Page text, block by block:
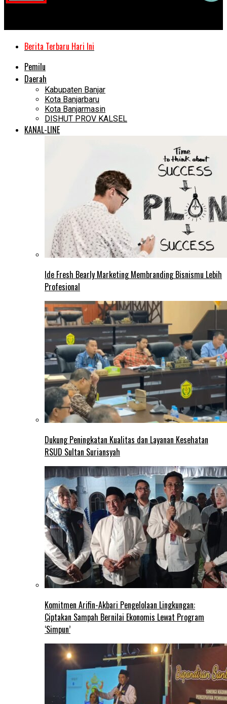
Berita Terbaru Hari Ini
Pemilu
Daerah
Kabupaten Banjar
Kota Banjarbaru
Kota Banjarmasin
DISHUT PROV KALSEL
KANAL-LINE
Ide Fresh Bearly Marketing Membranding Bisnismu Lebih
Profesional
Dukung Peningkatan Kualitas dan Layanan Kesehatan
RSUD Sultan Suriansyah
Komitmen Arifin-Akbari Pengelolaan Lingkungan:
Ciptakan Sampah Bernilai Ekonomis Lewat Program
‘Simpun’